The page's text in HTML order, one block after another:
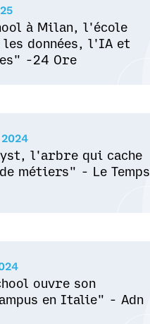
à Milan, l'école
données, l'IA et
-24 Ore
2024
l'arbre qui cache
métiers" - Le Temps
ouvre son
en Italie" - Adn